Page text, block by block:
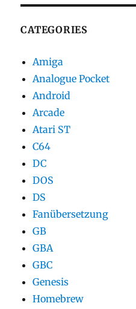
CATEGORIES
Amiga
Analogue Pocket
Android
Arcade
Atari ST
C64
DC
DOS
DS
Fanübersetzung
GB
GBA
GBC
Genesis
Homebrew